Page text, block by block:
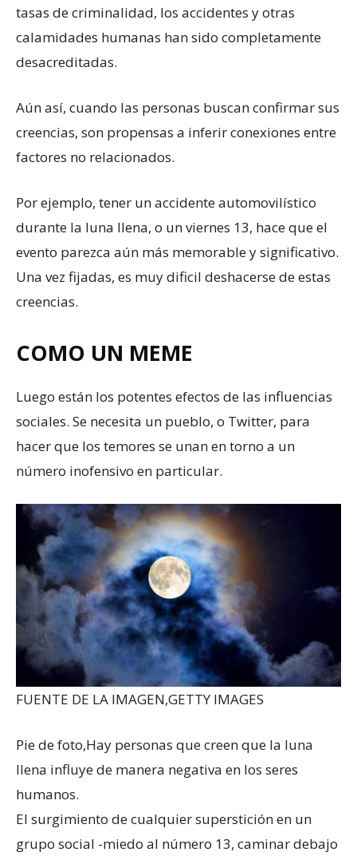
tasas de criminalidad, los accidentes y otras
calamidades humanas han sido completamente
desacreditadas.
Aún así, cuando las personas buscan confirmar sus
creencias, son propensas a inferir conexiones entre
factores no relacionados.
Por ejemplo, tener un accidente automovilístico
durante la luna llena, o un viernes 13, hace que el
evento parezca aún más memorable y significativo.
Una vez fijadas, es muy dificil deshacerse de estas
creencias.
COMO UN MEME
Luego están los potentes efectos de las influencias
sociales. Se necesita un pueblo, o Twitter, para
hacer que los temores se unan en torno a un
número inofensivo en particular.
FUENTE DE LA IMAGEN,GETTY IMAGES
Pie de foto,Hay personas que creen que la luna
llena influye de manera negativa en los seres
humanos.
El surgimiento de cualquier superstición en un
grupo social -miedo al número 13, caminar debajo